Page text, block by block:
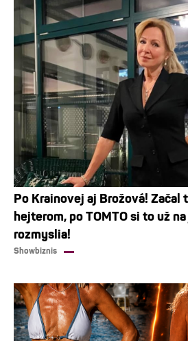
Po Krainovej aj Brožová! Začal
hejterom, po TOMTO si to už
rozmyslia!
Showbiznis